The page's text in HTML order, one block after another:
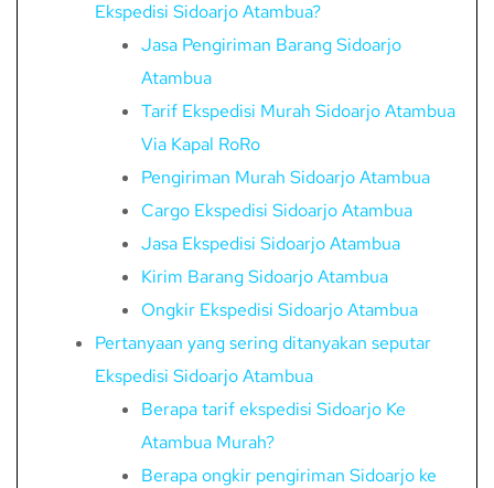
Ekspedisi Sidoarjo Atambua?
Jasa Pengiriman Barang Sidoarjo
Atambua
Tarif Ekspedisi Murah Sidoarjo Atambua
Via Kapal RoRo
Pengiriman Murah Sidoarjo Atambua
Cargo Ekspedisi Sidoarjo Atambua
Jasa Ekspedisi Sidoarjo Atambua
Kirim Barang Sidoarjo Atambua
Ongkir Ekspedisi Sidoarjo Atambua
Pertanyaan yang sering ditanyakan seputar
Ekspedisi Sidoarjo Atambua
Berapa tarif ekspedisi Sidoarjo Ke
Atambua Murah?
Berapa ongkir pengiriman Sidoarjo ke